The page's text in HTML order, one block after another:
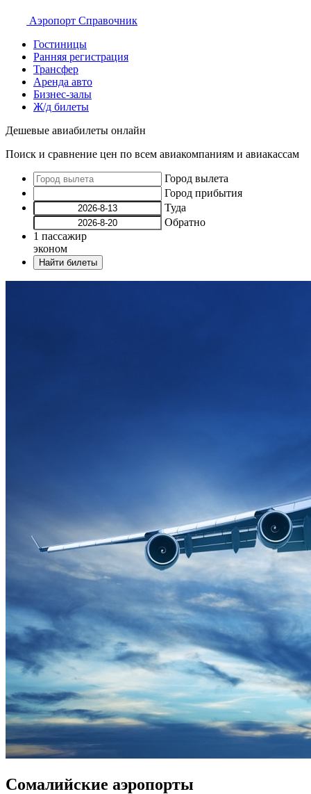
Аэропорт Справочник
Гостиницы
Ранняя регистрация
Трансфер
Аренда авто
Бизнес-залы
Ж/д билеты
Дешевые авиабилеты онлайн
Поиск и сравнение цен по всем авиакомпаниям и авиакассам
Город вылета
Город прибытия
Туда
Обратно
1 пассажир
эконом
Найти билеты
Сомалийские аэропорты